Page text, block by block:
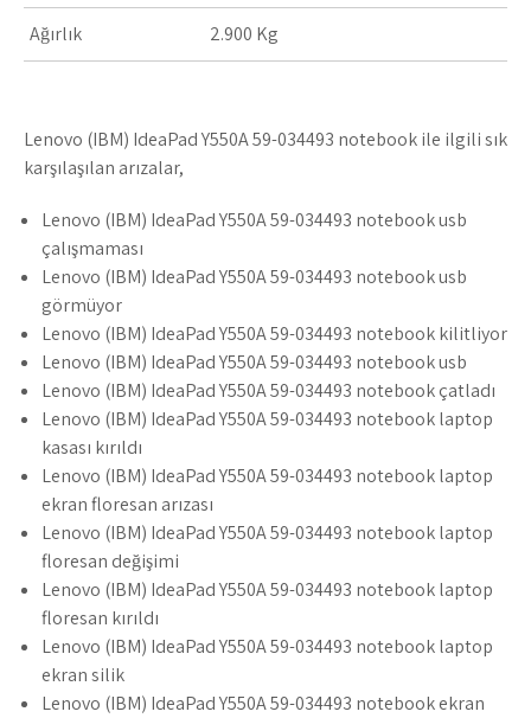
Ağırlık 2.900 Kg
Lenovo (IBM) IdeaPad Y550A 59-034493 notebook ile ilgili sık
karşılaşılan arızalar,
Lenovo (IBM) IdeaPad Y550A 59-034493 notebook usb
çalışmaması
Lenovo (IBM) IdeaPad Y550A 59-034493 notebook usb
görmüyor
Lenovo (IBM) IdeaPad Y550A 59-034493 notebook kilitliyor
Lenovo (IBM) IdeaPad Y550A 59-034493 notebook usb
Lenovo (IBM) IdeaPad Y550A 59-034493 notebook çatladı
Lenovo (IBM) IdeaPad Y550A 59-034493 notebook laptop
kasası kırıldı
Lenovo (IBM) IdeaPad Y550A 59-034493 notebook laptop
ekran floresan arızası
Lenovo (IBM) IdeaPad Y550A 59-034493 notebook laptop
floresan değişimi
Lenovo (IBM) IdeaPad Y550A 59-034493 notebook laptop
floresan kırıldı
Lenovo (IBM) IdeaPad Y550A 59-034493 notebook laptop
ekran silik
Lenovo (IBM) IdeaPad Y550A 59-034493 notebook ekran